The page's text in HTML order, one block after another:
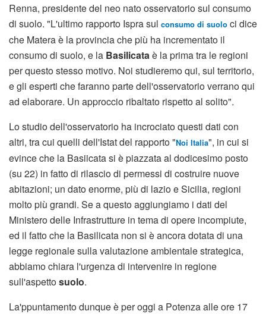
Renna, presidente del neo nato osservatorio sul consumo
di suolo. "L'ultimo rapporto Ispra sul consumo di suolo ci dice
che Matera è la provincia che più ha incrementato il
consumo di suolo, e la Basilicataè la prima tra le regioni
per questo stesso motivo. Noi studieremo qui, sul territorio,
e gli esperti che faranno parte dell'osservatorio verrano qui
ad elaborare. Un approccio ribaltato rispetto al solito".
Lo studio dell'osservatorio ha incrociato questi dati con
altri, tra cui quelli dell'Istat del rapporto "Noi Italia", in cui si
evince che la Basiicata si è piazzata al dodicesimo posto
(su 22) in fatto di rilascio di permessi di costruire nuove
abitazioni; un dato enorme, più di lazio e Sicilia, regioni
molto più grandi. Se a questo aggiungiamo i dati del
Ministero delle Infrastrutture in tema di opere incompiute,
ed il fatto che la Basilicata non si è ancora dotata di una
legge regionale sulla valutazione ambientale strategica,
abbiamo chiara l'urgenza di intervenire in regione
sull'aspettosuolo.
La'ppuntamento dunque è per oggi a Potenza alle ore 17